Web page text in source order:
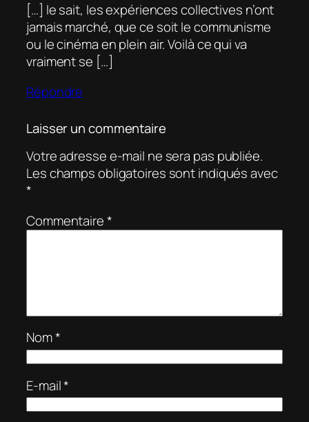
[…] le sait, les expériences collectives n’ont
jamais marché, que ce soit le communisme
ou le cinéma en plein air. Voilà ce qui va
vraiment se […]
Répondre
Laisser un commentaire
Votre adresse e-mail ne sera pas publiée.
Les champs obligatoires sont indiqués avec
*
Commentaire*
Nom*
E-mail*